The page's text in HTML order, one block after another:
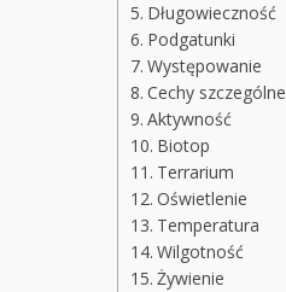
Długowieczność
Podgatunki
Występowanie
Cechy szczególne
Aktywność
Biotop
Terrarium
Oświetlenie
Temperatura
Wilgotność
Żywienie